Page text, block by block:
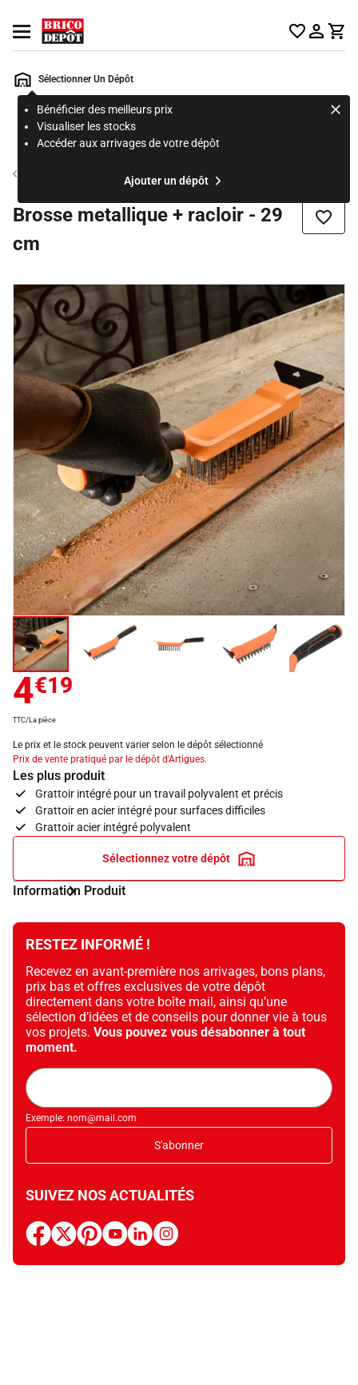
Ouvrir le menu
Sélectionner Un Dépôt
Bénéficier des meilleurs prix
Visualiser les stocks
Accéder aux arrivages de votre dépôt
Ajouter un dépôt
Rechercher
page
Outil du peintre et du tapissier
Brosse metallique + racloir - 29
cm
4€19
TTC/La pièce
Le prix et le stock peuvent varier selon le dépôt sélectionné
Prix de vente pratiqué par le dépôt d'Artigues.
Les plus produit
Grattoir intégré pour un travail polyvalent et précis
Grattoir en acier intégré pour surfaces difficiles
Grattoir acier intégré polyvalent
Sélectionnez votre dépôt
Information Produit
RESTEZ INFORMÉ !
Recevez en avant-première nos arrivages, bons plans,
prix bas et offres exclusives de votre dépôt
directement dans votre boîte mail, ainsi qu’une
sélection d’idées et de conseils pour donner vie à tous
vos projets. Vous pouvez vous désabonner à tout
moment.
Adresse
mail
Exemple: nom@mail.com
S'abonner
SUIVEZ NOS ACTUALITÉS
facebook
x pinterestyoutubelinkedininstagram